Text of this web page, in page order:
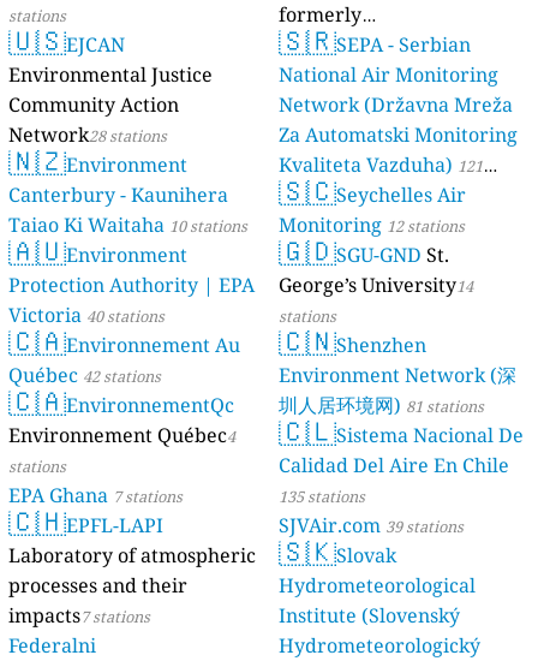
stations
🇺🇸EJCAN
Environmental Justice
Community Action
Network28 stations
🇳🇿Environment
Canterbury - Kaunihera
Taiao Ki Waitaha 10 stations
🇦🇺Environment
Protection Authority | EPA
Victoria 40 stations
🇨🇦Environnement Au
Québec 42 stations
🇨🇦EnvironnementQc
Environnement Québec4
stations
EPA Ghana 7 stations
🇨🇭EPFL-LAPI
Laboratory of atmospheric
processes and their
impacts7 stations
Federalni
formerly
luftdaten.info35819 stations
🇸🇷SEPA - Serbian
National Air Monitoring
Network (Državna Mreža
Za Automatski Monitoring
Kvaliteta Vazduha) 121
stations
🇸🇨Seychelles Air
Monitoring 12 stations
🇬🇩SGU-GND St.
George’s University14
stations
🇨🇳Shenzhen
Environment Network (深
圳人居环境网) 81 stations
🇨🇱Sistema Nacional De
Calidad Del Aire En Chile
135 stations
SJVAir.com 39 stations
🇸🇰Slovak
Hydrometeorological
Institute (Slovenský
Hydrometeorologický